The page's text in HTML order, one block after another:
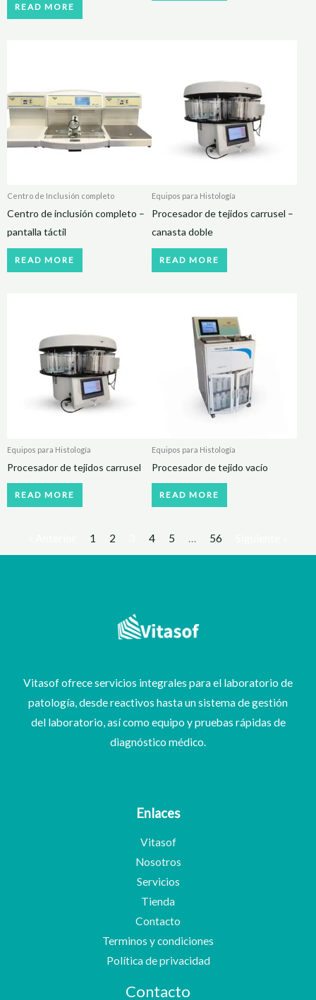
READ MORE
Centro de Inclusión completo
Centro de inclusión completo –
pantalla táctil
READ MORE
Equipos para Histología
Procesador de tejidos carrusel –
canasta doble
READ MORE
Equipos para Histología
Procesador de tejidos carrusel
READ MORE
Equipos para Histología
Procesador de tejido vacío
READ MORE
1 2 4 5 … 56
Vitasof ofrece servicios integrales para el laboratorio de
patología, desde reactivos hasta un sistema de gestión
del laboratorio, así como equipo y pruebas rápidas de
diagnóstico médico.
Enlaces
Vitasof
Nosotros
Servicios
Tienda
Contacto
Terminos y condiciones
Política de privacidad
Contacto